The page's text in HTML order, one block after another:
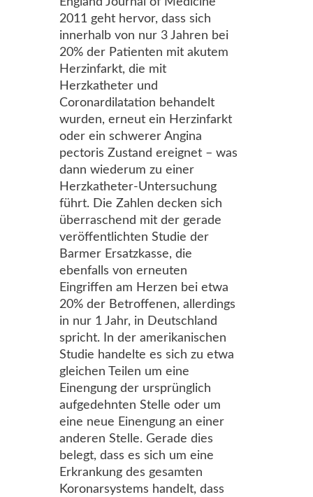
2011 geht hervor, dass sich
innerhalb von nur 3 Jahren bei
20% der Patienten mit akutem
Herzinfarkt, die mit
Herzkatheter und
Coronardilatation behandelt
wurden, erneut ein Herzinfarkt
oder ein schwerer Angina
pectoris Zustand ereignet – was
dann wiederum zu einer
Herzkatheter-Untersuchung
führt. Die Zahlen decken sich
überraschend mit der gerade
veröffentlichten Studie der
Barmer Ersatzkasse, die
ebenfalls von erneuten
Eingriffen am Herzen bei etwa
20% der Betroffenen, allerdings
in nur 1 Jahr, in Deutschland
spricht. In der amerikanischen
Studie handelte es sich zu etwa
gleichen Teilen um eine
Einengung der ursprünglich
aufgedehnten Stelle oder um
eine neue Einengung an einer
anderen Stelle. Gerade dies
belegt, dass es sich um eine
Erkrankung des gesamten
Koronarsystems handelt, dass